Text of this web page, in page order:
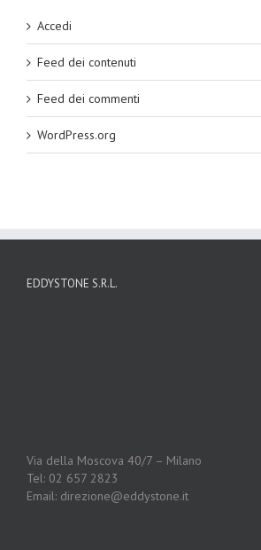
Accedi
Feed dei contenuti
Feed dei commenti
WordPress.org
EDDYSTONE S.R.L.
Via della Moscova 40/7 – Milano
Tel: 02 657 2823
Email: direzione@eddystone.it